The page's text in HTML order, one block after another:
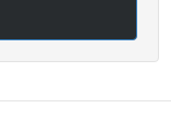
-
-